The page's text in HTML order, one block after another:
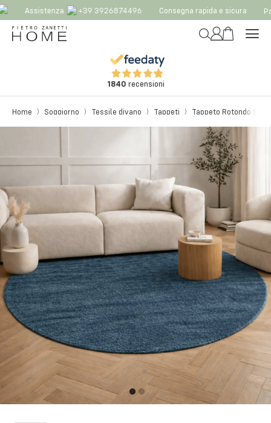
Assistenza +39 3926874496 Consegna rapida e sicura
1840 recensioni
Home Soggiorno Tessile divano Tappeti Tappeto Rotondo